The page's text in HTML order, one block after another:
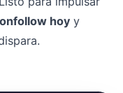
hoy y